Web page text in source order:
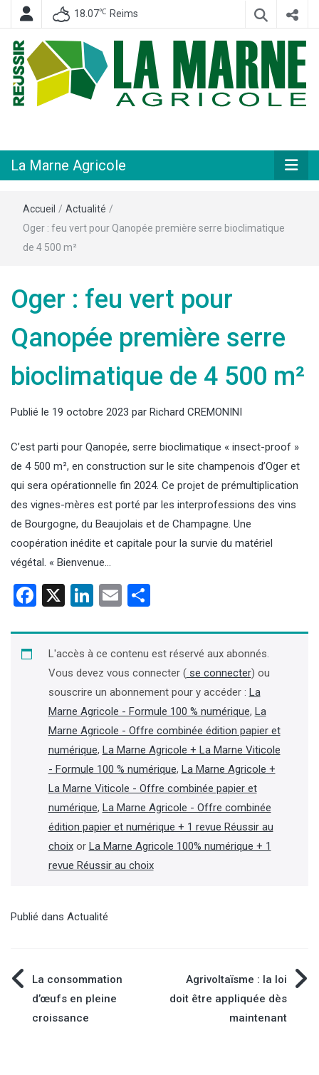
18.07℃ Reims
Agricole
La Marne Agricole
Accueil / Actualité /
Oger : feu vert pour Qanopée première serre bioclimatique
de 4 500 m²
Oger : feu vert pour
Qanopée première serre
bioclimatique de 4 500 m²
Publié le 19 octobre 2023 par Richard CREMONINI
C’est parti pour Qanopée, serre bioclimatique « insect-proof »
de 4 500 m², en construction sur le site champenois d’Oger et
qui sera opérationnelle fin 2024. Ce projet de prémultiplication
des vignes-mères est porté par les interprofessions des vins
de Bourgogne, du Beaujolais et de Champagne. Une
coopération inédite et capitale pour la survie du matériel
végétal. « Bienvenue…
Facebook
X LinkedIn
Email
L'accès à ce contenu est réservé aux abonnés.
Vous devez vous connecter (se connecter) ou
souscrire un abonnement pour y accéder : La
Marne Agricole - Formule 100 % numérique, La
Marne Agricole - Offre combinée édition papier et
numérique, La Marne Agricole + La Marne Viticole
- Formule 100 % numérique, La Marne Agricole +
La Marne Viticole - Offre combinée papier et
numérique, La Marne Agricole - Offre combinée
édition papier et numérique + 1 revue Réussir au
choixor La Marne Agricole 100% numérique + 1
revue Réussir au choix
Publié dans Actualité
Navigation
de
La consommation
d’œufs en pleine
croissance
Agrivoltaïsme : la loi
doit être appliquée dès
maintenant